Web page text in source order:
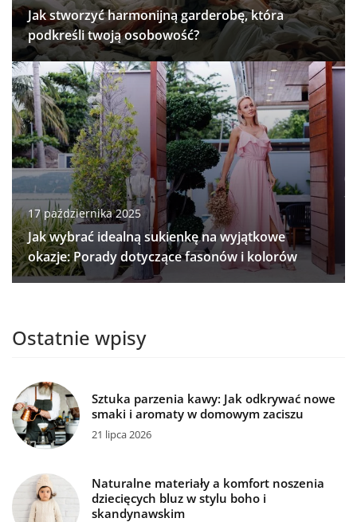
Jak stworzyć harmonijną garderobę, która
podkreśli twoją osobowość?
17 października 2025
Jak wybrać idealną sukienkę na wyjątkowe
okazje: Porady dotyczące fasonów i kolorów
Ostatnie wpisy
Sztuka parzenia kawy: Jak odkrywać nowe
smaki i aromaty w domowym zaciszu
21 lipca 2026
Naturalne materiały a komfort noszenia
dziecięcych bluz w stylu boho i
skandynawskim